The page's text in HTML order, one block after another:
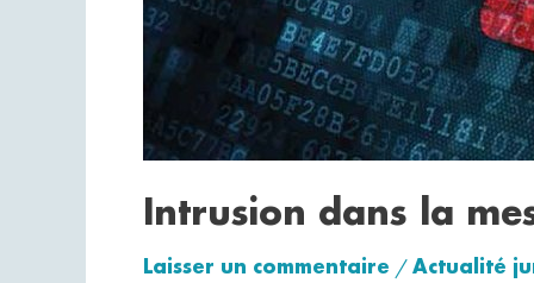
Intrusion dans la
Laisser un commentaire / Actualité